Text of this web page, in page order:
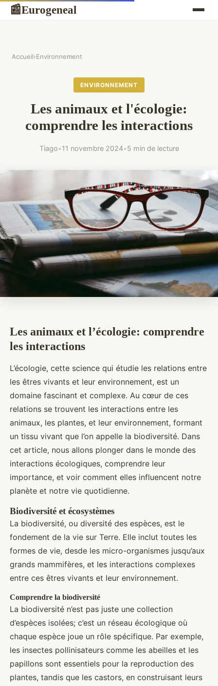
📰Eurogeneal
Accueil›Environnement
ENVIRONNEMENT
Les animaux et l'écologie:
comprendre les interactions
Tiago•11 novembre 2024•5 min de lecture
Les animaux et l’écologie: comprendre
les interactions
L’écologie, cette science qui étudie les relations entre
les êtres vivants et leur environnement, est un
domaine fascinant et complexe. Au cœur de ces
relations se trouvent les interactions entre les
animaux, les plantes, et leur environnement, formant
un tissu vivant que l’on appelle la biodiversité. Dans
cet article, nous allons plonger dans le monde des
interactions écologiques, comprendre leur
importance, et voir comment elles influencent notre
planète et notre vie quotidienne.
Biodiversité et écosystèmes
La biodiversité, ou diversité des espèces, est le
fondement de la vie sur Terre. Elle inclut toutes les
formes de vie, desde les micro-organismes jusqu’aux
grands mammifères, et les interactions complexes
entre ces êtres vivants et leur environnement.
Comprendre la biodiversité
La biodiversité n’est pas juste une collection
d’espèces isolées; c’est un réseau écologique où
chaque espèce joue un rôle spécifique. Par exemple,
les insectes pollinisateurs comme les abeilles et les
papillons sont essentiels pour la reproduction des
plantes, tandis que les castors, en construisant leurs